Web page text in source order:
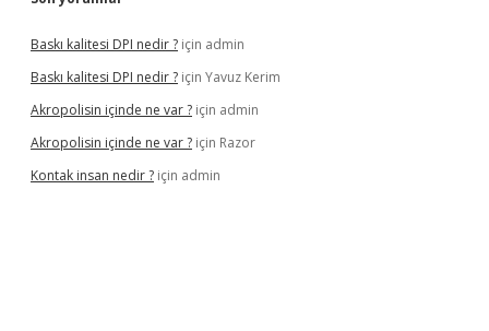
Baskı kalitesi DPI nedir ? için admin
Baskı kalitesi DPI nedir ? için Yavuz Kerim
Akropolisin içinde ne var ? için admin
Akropolisin içinde ne var ? için Razor
Kontak insan nedir ? için admin